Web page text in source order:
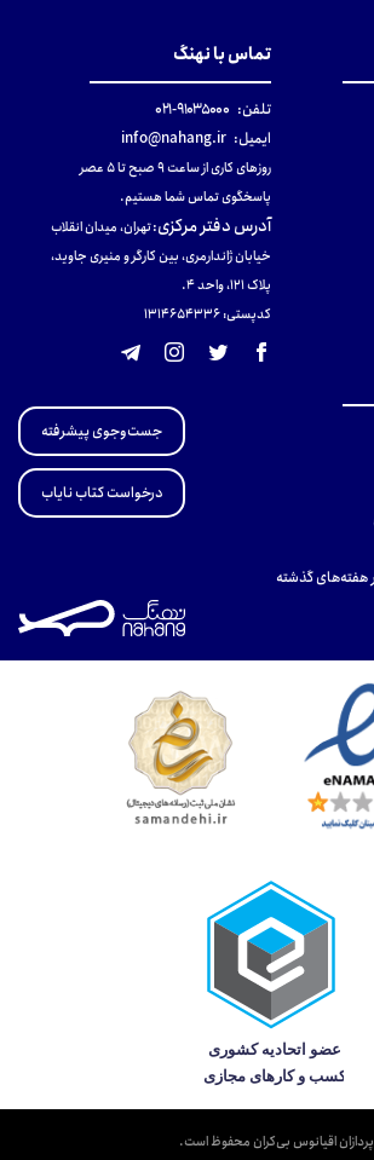
تماس با نهنگ
تلفن: ۹۱۰۳۵۰۰۰-۰۲۱
ایمیل: info@nahang.ir
روزهای کاری از ساعت ۹ صبح تا ۵ عصر
پاسخگوی تماس شما هستیم.
آدرس دفتر مرکزی:تهران، میدان انقلاب
خیابان ژاندارمری، بین کارگر و منیری جاوید،
پلاک 121، واحد ۴.
کدپستی: 131465433۶
گذشته
جست‌وجوی پیشرفته
درخواست کتاب نایاب
اقیانوس بی‌کران محفوظ است.